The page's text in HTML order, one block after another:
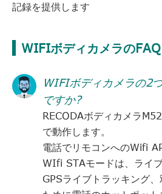
記録を提供します
WIFIボディカメラのFAQ
WIFIボディカメラの2
ですか?
RECODAボディカメラ
で動作します。
電話でリモコンへのWifi AP
WIfi STAモードは、ライブ
GPSライブトラッキング